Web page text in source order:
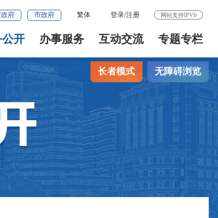
府 市政府 繁体 登录/注册 网站支持IPV6
开 办事服务 互动交流 专题专栏
长者模式 无障碍浏览